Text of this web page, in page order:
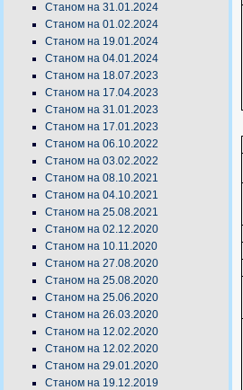
Станом на 31.01.2024
Станом на 01.02.2024
Станом на 19.01.2024
Станом на 04.01.2024
Станом на 18.07.2023
Станом на 17.04.2023
Станом на 31.01.2023
Станом на 17.01.2023
Станом на 06.10.2022
Станом на 03.02.2022
Станом на 08.10.2021
Станом на 04.10.2021
Станом на 25.08.2021
Станом на 02.12.2020
Станом на 10.11.2020
Станом на 27.08.2020
Станом на 25.08.2020
Станом на 25.06.2020
Станом на 26.03.2020
Станом на 12.02.2020
Станом на 12.02.2020
Станом на 29.01.2020
Станом на 19.12.2019